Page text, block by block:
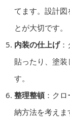
てます。設計図
とが大切です。
内装の仕上げ：
貼ったり、塗
す。
整理整頓：クロ
納方法を考えま